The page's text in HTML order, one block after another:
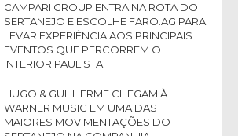
CAMPARI GROUP ENTRA NA ROTA DO
SERTANEJO E ESCOLHE FARO.AG PARA
LEVAR EXPERIÊNCIA AOS PRINCIPAIS
EVENTOS QUE PERCORREM O
INTERIOR PAULISTA
HUGO & GUILHERME CHEGAM À
WARNER MUSIC EM UMA DAS
MAIORES MOVIMENTAÇÕES DO